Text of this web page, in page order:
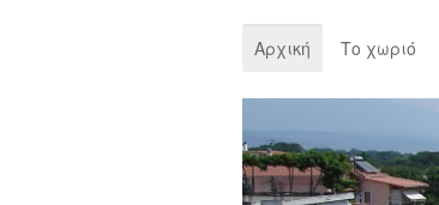
Αρχική Το χωριό